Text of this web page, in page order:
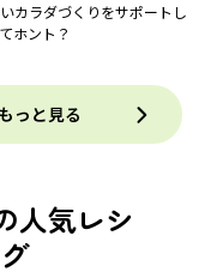
カラダづくりをサポートし
ホント？
っと見る
人気レシ